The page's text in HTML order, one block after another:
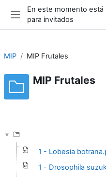
Salta al contenido principal
Panel lateral
En este momento está
para invitados
MIP MIP Frutales
MIP Frutales
1 - Lobesia
1 - Drosophila